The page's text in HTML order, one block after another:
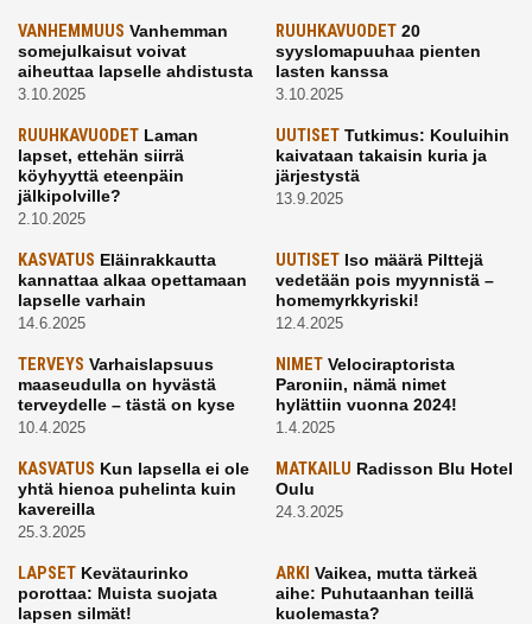
VANHEMMUUS Vanhemman
somejulkaisut voivat
aiheuttaa lapselle ahdistusta
3.10.2025
RUUHKAVUODET20
syyslomapuuhaa pienten
lasten kanssa
3.10.2025
RUUHKAVUODET Laman
lapset, ettehän siirrä
köyhyyttä eteenpäin
jälkipolville?
2.10.2025
UUTISETTutkimus: Kouluihin
kaivataan takaisin kuria ja
järjestystä
13.9.2025
KASVATUS Eläinrakkautta
kannattaa alkaa opettamaan
lapselle varhain
14.6.2025
UUTISETIso määrä Pilttejä
vedetään pois myynnistä –
homemyrkkyriski!
12.4.2025
TERVEYS Varhaislapsuus
maaseudulla on hyvästä
terveydelle – tästä on kyse
10.4.2025
NIMETVelociraptorista
Paroniin, nämä nimet
hylättiin vuonna 2024!
1.4.2025
KASVATUS Kun lapsella ei ole
yhtä hienoa puhelinta kuin
kavereilla
25.3.2025
MATKAILU Radisson Blu Hotel
Oulu
24.3.2025
LAPSET Kevätaurinko
porottaa: Muista suojata
lapsen silmät!
ARKI Vaikea, mutta tärkeä
aihe: Puhutaanhan teillä
kuolemasta?